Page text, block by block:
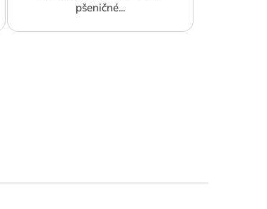
pšeničné...